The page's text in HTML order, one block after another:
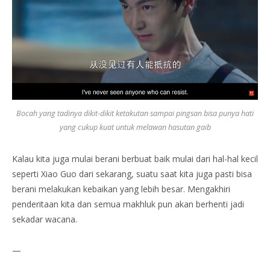
Bocah yang tadinya dikit-dikit ketakutan sampai pingsan bisa punya hati
yang cukup kuat untuk melawan hasutan gaib
Kalau kita juga mulai berani berbuat baik mulai dari hal-hal kecil
seperti Xiao Guo dari sekarang, suatu saat kita juga pasti bisa
berani melakukan kebaikan yang lebih besar. Mengakhiri
penderitaan kita dan semua makhluk pun akan berhenti jadi
sekadar wacana.
—